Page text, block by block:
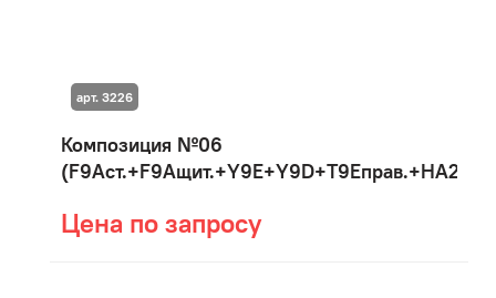
Композиция №06
(F9Aст.+F9Aщит.+Y9E+Y9D+T9Eправ.+HA2)
Цена по запросу
арт. 3226